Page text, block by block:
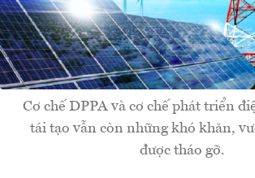
Cơ chế DPPA và cơ chế phát triển
tái tạo vẫn còn những khó khăn,
được tháo gỡ.